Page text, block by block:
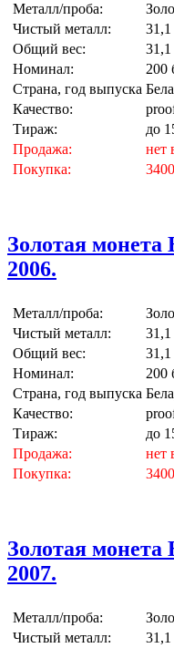
Металл/проба:
Чистый металл:
31,1
Общий вес:
31,1
Номинал:
200
Страна, год выпуска
Качество:
Тираж:
до
Продажа:
нет
Покупка:
Золотая монета
2006.
Металл/проба:
Чистый металл:
31,1
Общий вес:
31,1
Номинал:
200
Страна, год выпуска
Качество:
Тираж:
до
Продажа:
нет
Покупка:
Золотая монета
2007.
Металл/проба:
Чистый металл:
31,1